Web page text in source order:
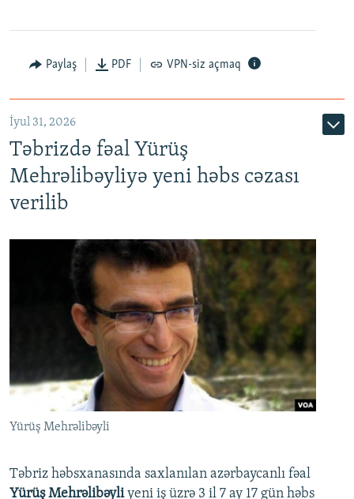
Paylaş PDF VPN-siz açmaq
İyul 31, 2026
Təbrizdə fəal Yürüş
Mehrəlibəyliyə yeni həbs cəzası
verilib
Yürüş Mehrəlibəyli
Təbriz həbsxanasında saxlanılan azərbaycanlı fəal
Yürüş Mehrəlibəyliyeni iş üzrə 3 il 7 ay 17 gün həbs